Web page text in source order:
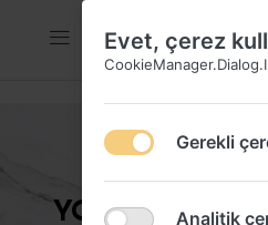
YONCA
Evet, çerez
Gerekli
Analitik